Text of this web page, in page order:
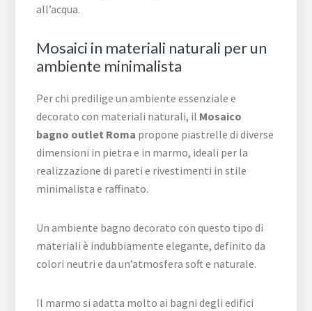
all’acqua.
Mosaici in materiali naturali per un
ambiente minimalista
Per chi predilige un ambiente essenziale e
decorato con materiali naturali, il Mosaico
bagno outlet Roma propone piastrelle di diverse
dimensioni in pietra e in marmo, ideali per la
realizzazione di pareti e rivestimenti in stile
minimalista e raffinato.
Un ambiente bagno decorato con questo tipo di
materiali è indubbiamente elegante, definito da
colori neutri e da un’atmosfera soft e naturale.
Il marmo si adatta molto ai bagni degli edifici